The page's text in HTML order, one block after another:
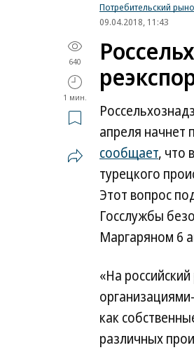
Потребительский
09.04.2018, 11:43
640
1 мин.
апреля начнет
сообщает, что
турецкого
Этот вопрос
Госслужбы
Маргаряном 6
«На
как
различных